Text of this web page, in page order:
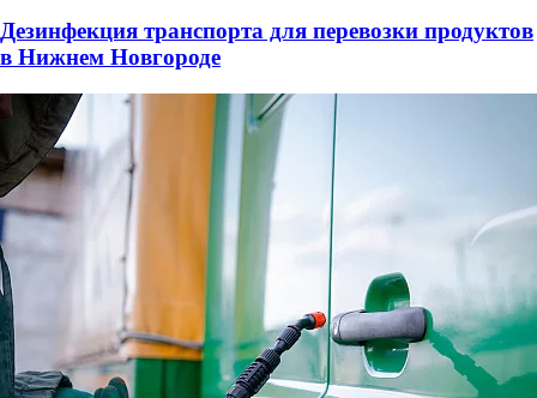
Дезинфекция транспорта для перевозки продуктов
в Нижнем Новгороде